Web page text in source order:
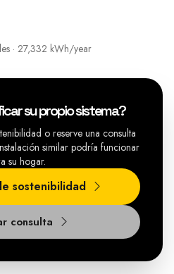
· 27,332 kWh/year
su propio sistema?
o reserve una consulta
similar podría funcionar
su hogar.
sostenibilidad
consulta